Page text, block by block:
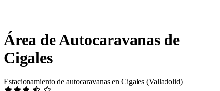
Área de Autocaravanas de
Cigales
Estacionamiento de autocaravanas en Cigales (Valladolid)